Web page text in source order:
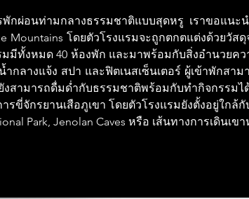
พักผ่อนท่ามกลางธรรมชาติแบบสุดหรู เราขอแนะ
Mountains โดยตัวโรงแรมจะถูกตกตแต่งด้วยวัส
มมีทั้งหมด 40 ห้องพัก และมาพร้อมกับสิ่งอำนวยค
ำกลางแจ้ง สปา และฟิตเนสเซ็นเตอร์ ผู้เข้าพักสา
งสามารถดื่มด่ำกับธรรมชาติพร้อมกับทำกิจกรรมไ
รขี่จักรยานเสือภูเขา โดยตัวโรงแรมยังตั้งอยู่ใกล้
Park, Jenolan Caves หรือ เส้นทางการเดินเข